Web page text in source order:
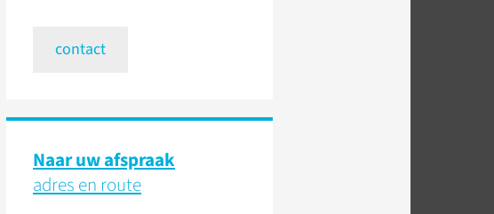
contact
Naar uw afspraak
adres en route